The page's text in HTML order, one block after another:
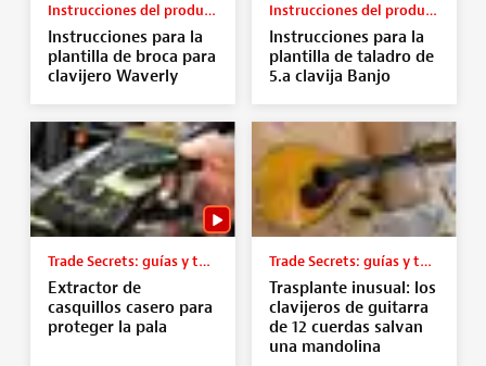
Instrucciones del producto
Instrucciones para la
plantilla de broca para
clavijero Waverly
Instrucciones del producto
Instrucciones para la
plantilla de taladro de
5.a clavija Banjo
Trade Secrets: guías y tutoriales
Extractor de
casquillos casero para
proteger la pala
Trade Secrets: guías y tutoriales
Trasplante inusual: los
clavijeros de guitarra
de 12 cuerdas salvan
una mandolina